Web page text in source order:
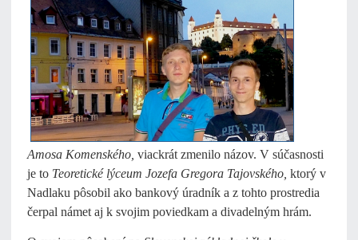
Amosa Komenského, viackrát zmenilo názov. V súčasnosti
je to Teoretické lýceum Jozefa Gregora Tajovského, ktorý v
Nadlaku pôsobil ako bankový úradník a z tohto prostredia
čerpal námet aj k svojim poviedkam a divadelným hrám.